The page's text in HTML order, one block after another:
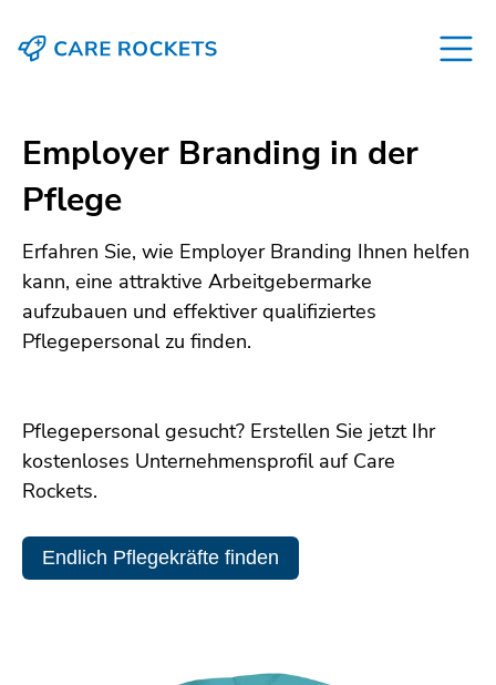
Employer Branding in der
Pflege
Erfahren Sie, wie Employer Branding Ihnen helfen
kann, eine attraktive Arbeitgebermarke
aufzubauen und effektiver qualifiziertes
Pflegepersonal zu finden.
Pflegepersonal gesucht? Erstellen Sie jetzt Ihr
kostenloses Unternehmensprofil auf Care
Rockets.
Endlich Pflegekräfte finden